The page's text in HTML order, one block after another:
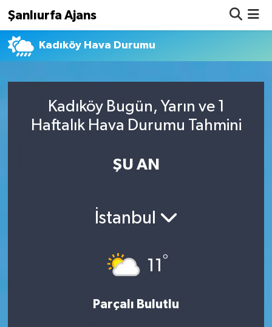
Şanlıurfa Ajans
Kadıköy Hava Durumu
Kadıköy Bugün, Yarın ve 1
Haftalık Hava Durumu Tahmini
ŞU AN
İstanbul
11°
Parçalı Bulutlu
Nöbetçi Eczaneler
Namaz Vakitleri
Süper Lig Puan Durumu ve Fikstür